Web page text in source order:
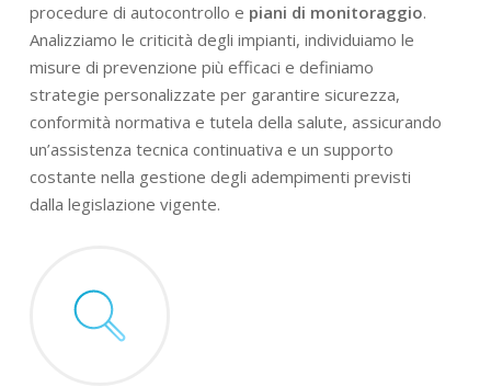
procedure di autocontrollo e piani di monitoraggio.
Analizziamo le criticità degli impianti, individuiamo le
misure di prevenzione più efficaci e definiamo
strategie personalizzate per garantire sicurezza,
conformità normativa e tutela della salute, assicurando
un’assistenza tecnica continuativa e un supporto
costante nella gestione degli adempimenti previsti
dalla legislazione vigente.